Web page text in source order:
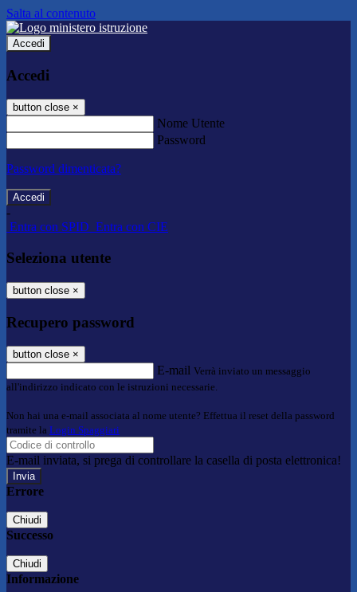
Salta al contenuto
Accedi
Accedi
button close ×
Nome Utente
Password
Password dimenticata?
-
Entra con SPID Entra con CIE
Seleziona utente
button close ×
Recupero password
button close ×
E-mail Verrà inviato un messaggio
all'indirizzo indicato con le istruzioni necessarie.
Non hai una e-mail associata al nome utente? Effettua il reset della password
tramite la Login Spaggiari
E-mail inviata, si prega di controllare la casella di posta elettronica!
Errore
Chiudi
Successo
Chiudi
Informazione